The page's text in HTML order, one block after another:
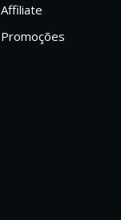
Affiliate
Promoções